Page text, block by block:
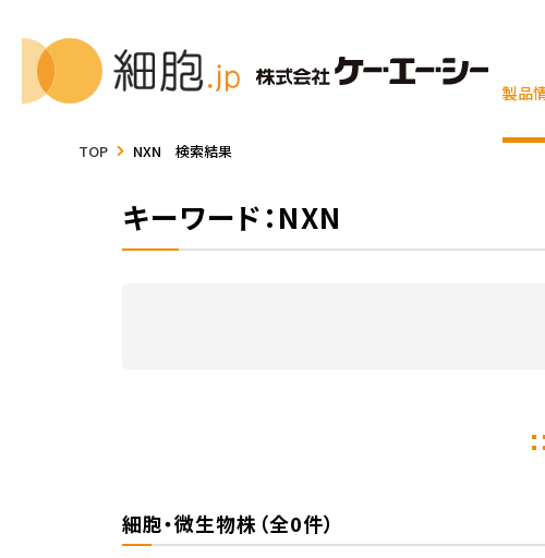
製品
TOP NXN 検索結果
キーワード：NXN
細胞・微生物株（全0件）